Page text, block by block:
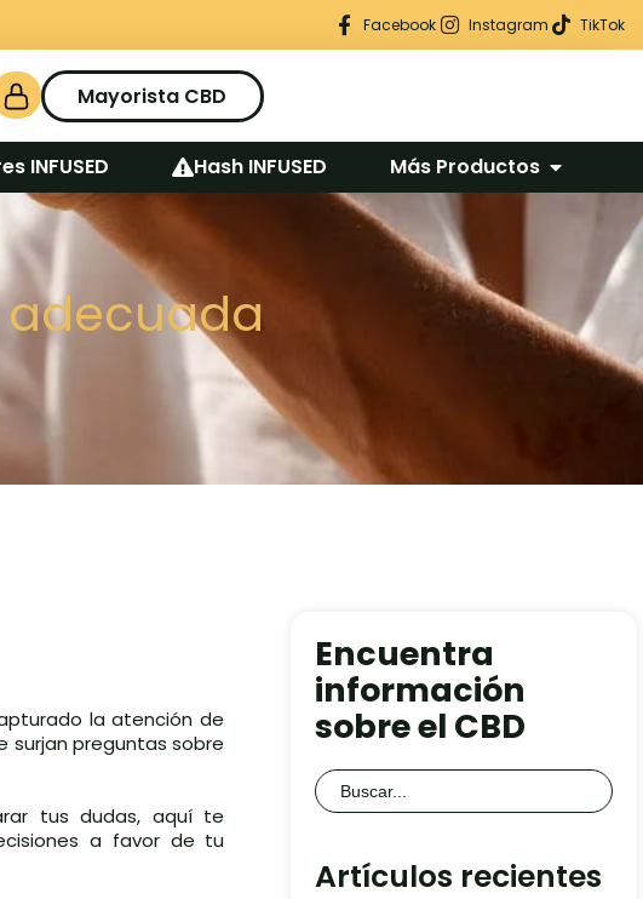
Regalo seguro en cada pedidoFacebook Instagram TikTok
Mayorista CBD
INFUSED Hash INFUSED Más Productos
adecuada
la atención de
surjan preguntas sobre
tus dudas, aquí te
a favor de tu
Encuentra
información
sobre el CBD
Buscar:
Artículos recientes